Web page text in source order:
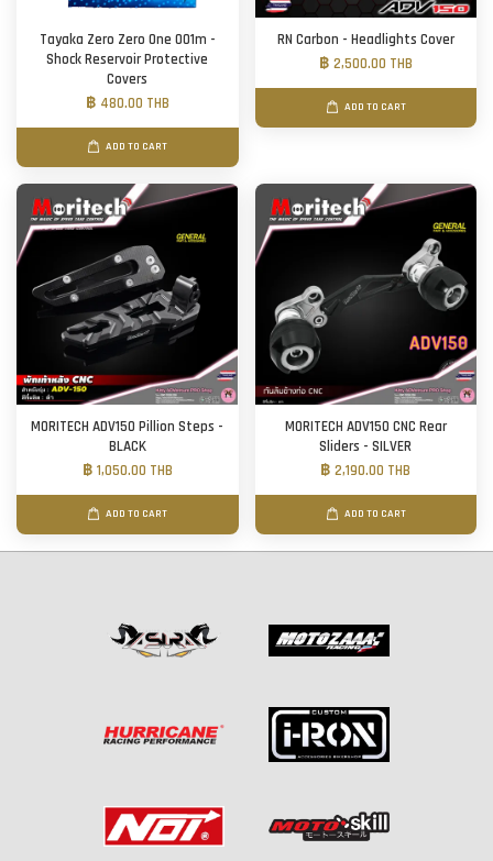
Tayaka Zero Zero One 001m -
Shock Reservoir Protective
Covers
฿ 480.00 THB
ADD TO CART
RN Carbon - Headlights Cover
฿ 2,500.00 THB
ADD TO CART
MORITECH ADV150 Pillion Steps -
BLACK
฿ 1,050.00 THB
ADD TO CART
MORITECH ADV150 CNC Rear
Sliders - SILVER
฿ 2,190.00 THB
ADD TO CART